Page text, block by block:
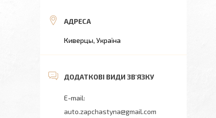
Киверцы, Україна
auto.zapchastyna@gmail.com